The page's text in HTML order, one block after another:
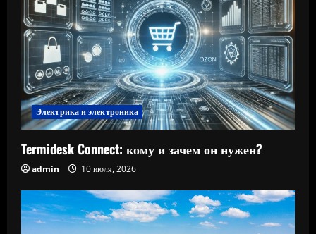
Электрика и электроника
Termidesk Connect: кому и зачем он нужен?
admin 10 июля, 2026